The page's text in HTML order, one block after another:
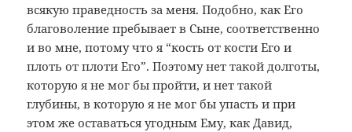
всякую праведность за меня. Подобно, как Его
благоволение пребывает в Сыне, соответственно
и во мне, потому что я “кость от кости Его и
плоть от плоти Его”. Поэтому нет такой долготы,
которую я не мог бы пройти, и нет такой
глубины, в которую я не мог бы упасть и при
этом же оставаться угодным Ему, как Давид,